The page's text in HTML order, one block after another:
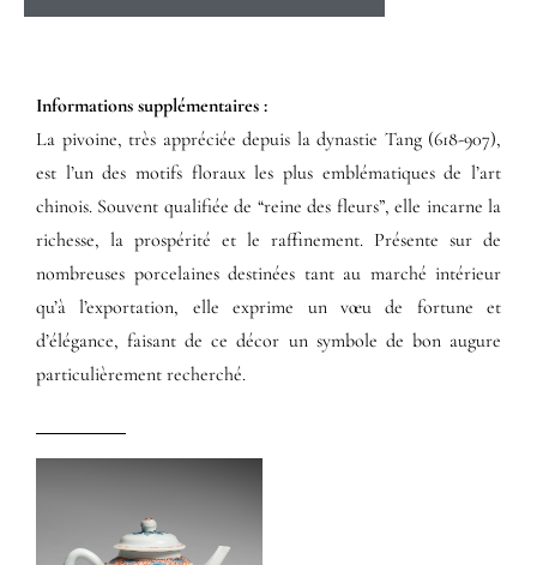
Informations supplémentaires​ :​
La pivoine, très appréciée depuis la dynastie Tang (618-907),
est l’un des motifs floraux les plus emblématiques de l’art
chinois. Souvent qualifiée de “reine des fleurs”, elle incarne la
richesse, la prospérité et le raffinement. Présente sur de
nombreuses porcelaines destinées tant au marché intérieur
qu’à l’exportation, elle exprime un vœu de fortune et
d’élégance, faisant de ce décor un symbole de bon augure
particulièrement recherché.